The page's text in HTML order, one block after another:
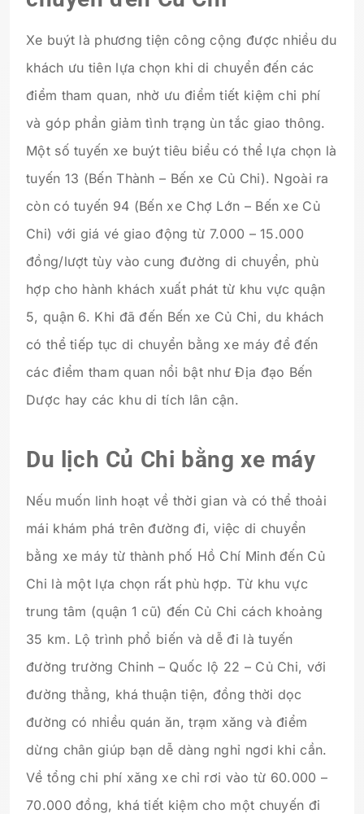
Xe buýt là phương tiện công cộng được nhiều du
khách ưu tiên lựa chọn khi di chuyển đến các
điểm tham quan, nhờ ưu điểm tiết kiệm chi phí
và góp phần giảm tình trạng ùn tắc giao thông.
Một số tuyến xe buýt tiêu biểu có thể lựa chọn là
tuyến 13 (Bến Thành – Bến xe Củ Chi). Ngoài ra
còn có tuyến 94 (Bến xe Chợ Lớn – Bến xe Củ
Chi) với giá vé giao động từ 7.000 – 15.000
đồng/lượt tùy vào cung đường di chuyển, phù
hợp cho hành khách xuất phát từ khu vực quận
5, quận 6. Khi đã đến Bến xe Củ Chi, du khách
có thể tiếp tục di chuyển bằng xe máy để đến
các điểm tham quan nổi bật như Địa đạo Bến
Dược hay các khu di tích lân cận.
Du lịch Củ Chi bằng xe máy
Nếu muốn linh hoạt về thời gian và có thể thoải
mái khám phá trên đường đi, việc di chuyển
bằng xe máy từ thành phố Hồ Chí Minh đến Củ
Chi là một lựa chọn rất phù hợp. Từ khu vực
trung tâm (quận 1 cũ) đến Củ Chi cách khoảng
35 km. Lộ trình phổ biến và dễ đi là tuyến
đường trường Chinh – Quốc lộ 22 – Củ Chi, với
đường thẳng, khá thuận tiện, đồng thời dọc
đường có nhiều quán ăn, trạm xăng và điểm
dừng chân giúp bạn dễ dàng nghỉ ngơi khi cần.
Về tổng chi phí xăng xe chỉ rơi vào từ 60.000 –
70.000 đồng, khá tiết kiệm cho một chuyến đi